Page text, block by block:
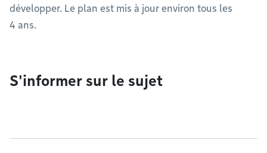
développer. Le plan est mis à jour environ tous les
4 ans.
S'informer sur le sujet